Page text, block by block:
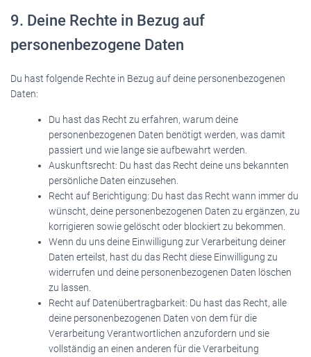
9. Deine Rechte in Bezug auf
personenbezogene Daten
Du hast folgende Rechte in Bezug auf deine personenbezogenen
Daten:
Du hast das Recht zu erfahren, warum deine
personenbezogenen Daten benötigt werden, was damit
passiert und wie lange sie aufbewahrt werden.
Auskunftsrecht: Du hast das Recht deine uns bekannten
persönliche Daten einzusehen.
Recht auf Berichtigung: Du hast das Recht wann immer du
wünscht, deine personenbezogenen Daten zu ergänzen, zu
korrigieren sowie gelöscht oder blockiert zu bekommen.
Wenn du uns deine Einwilligung zur Verarbeitung deiner
Daten erteilst, hast du das Recht diese Einwilligung zu
widerrufen und deine personenbezogenen Daten löschen
zu lassen.
Recht auf Datenübertragbarkeit: Du hast das Recht, alle
deine personenbezogenen Daten von dem für die
Verarbeitung Verantwortlichen anzufordern und sie
vollständig an einen anderen für die Verarbeitung